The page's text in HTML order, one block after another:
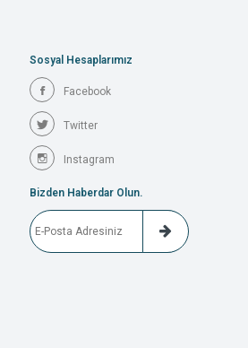
Sosyal Hesaplarımız
Facebook
Twitter
Instagram
Bizden Haberdar Olun.